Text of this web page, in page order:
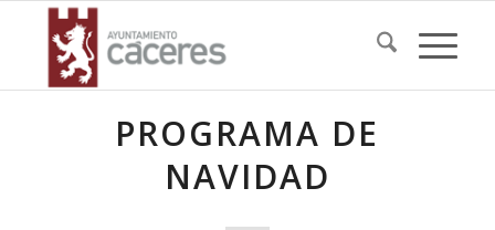
PROGRAMA DE
NAVIDAD